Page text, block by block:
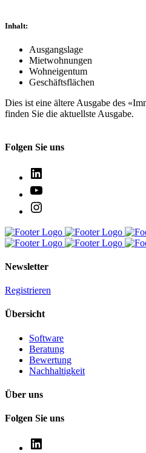
Inhalt:
Ausgangslage
Mietwohnungen
Wohneigentum
Geschäftsflächen
Dies ist eine ältere Ausgabe des
finden Sie die aktuellste Ausgabe.
Folgen Sie uns
Newsletter
Registrieren
Übersicht
Software
Beratung
Bewertung
Nachhaltigkeit
Über uns
Folgen Sie uns